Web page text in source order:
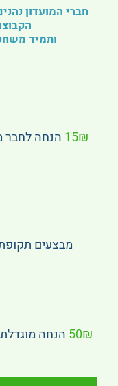
חברי המועדון
ותמיד
15₪ הנחה לחבר
מבצעים
50₪ הנחה מוגדלת (במקום 15₪)